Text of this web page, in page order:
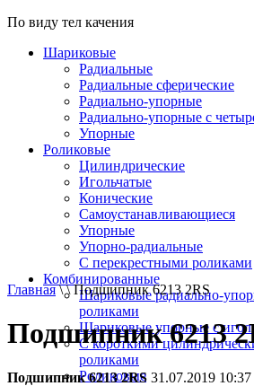
По виду тел качения
Шариковые
Радиальные
Радиальные сферические
Радиально-упорные
Радиально-упорные с
Упорные
Роликовые
Цилиндрические
Игольчатые
Конические
Самоустанавливающиеся
Упорные
Упорно-радиальные
C перекрестными роликами
Комбинированные
Шариковые радиально-
роликами
Шариковые упорные с
С короткими
роликами
Роликовые
Главная\ \ Подшипник 6213 2RS
Подшипник 6213
Подшипник 6213 2RS 31.07.2019 10:37